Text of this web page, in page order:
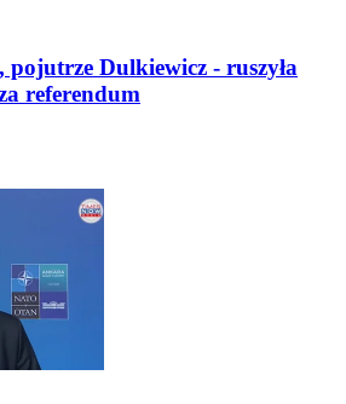
Dulkiewicz - ruszyła
referendum